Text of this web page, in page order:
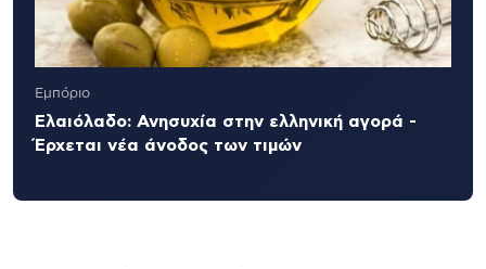
Εμπόριο
Ελαιόλαδο: Ανησυχία στην ελληνική αγορά -
Έρχεται νέα άνοδος των τιμών